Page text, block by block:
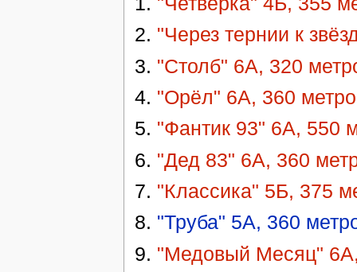
2. "Через тернии к
3. "Столб" 6А, 320
4. "Орёл" 6А, 360
5. "Фантик 93" 6А, 550
6. "Дед 83" 6А, 360
7. "Классика" 5Б, 375
8. "Труба" 5А, 360
9. "Медовый Месяц"